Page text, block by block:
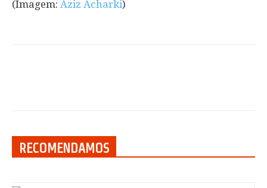
(Imagem: Aziz Acharki)
RECOMENDAMOS